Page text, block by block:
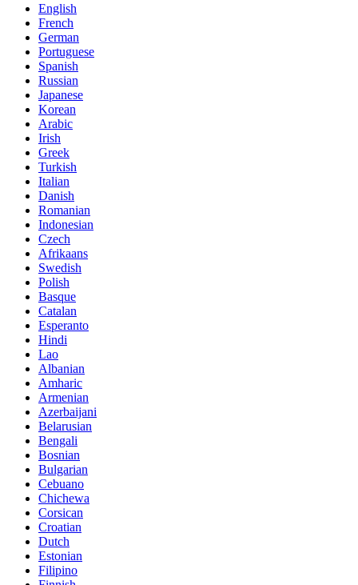
English
French
German
Portuguese
Spanish
Russian
Japanese
Korean
Arabic
Irish
Greek
Turkish
Italian
Danish
Romanian
Indonesian
Czech
Afrikaans
Swedish
Polish
Basque
Catalan
Esperanto
Hindi
Lao
Albanian
Amharic
Armenian
Azerbaijani
Belarusian
Bengali
Bosnian
Bulgarian
Cebuano
Chichewa
Corsican
Croatian
Dutch
Estonian
Filipino